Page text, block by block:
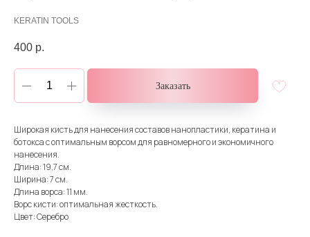
KERATIN TOOLS
400 р.
Заказать
Широкая кисть для нанесения составов нанопластики, кератина и
ботокса с оптимальным ворсом для равномерного и экономичного
нанесения.
Длина: 19,7 см.
Ширина: 7 см.
Длина ворса: 11 мм.
Ворс кисти: оптимальная жесткость.
Цвет: Серебро